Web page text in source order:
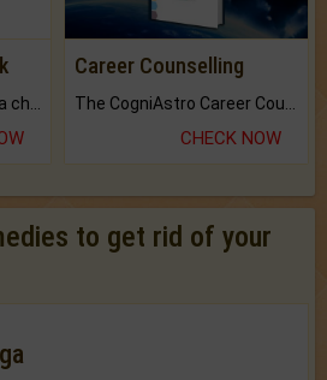
Career Counselling
CHECK NOW
to get rid of your